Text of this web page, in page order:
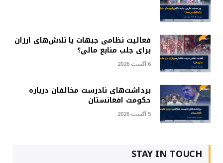
فعالیت نظامی جبهات یا تلاش‌های ارزان
برای جلب منابع مالی؟
6 آگست 2026
برداشت‌های نادرست مخالفان درباره
حکومت افغانستان
5 آگست 2026
STAY IN TOUCH